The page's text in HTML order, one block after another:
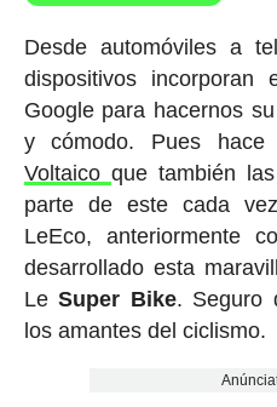
Desde automóviles a
dispositivos incorporan
Google para hacernos
y cómodo. Pues
Voltaico que también
parte de este cada
LeEco, anteriormente
desarrollado esta
LeSuper Bike. Seguro
los amantes del ciclismo.